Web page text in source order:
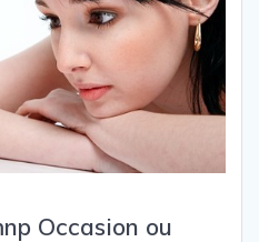
Occasion ou